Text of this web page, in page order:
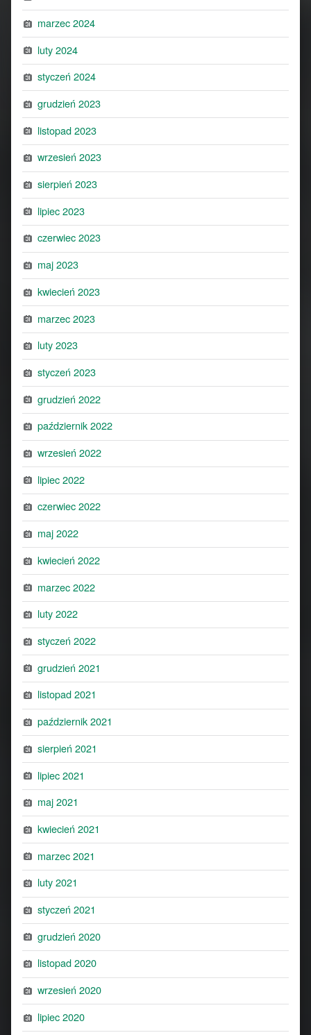
marzec 2024
luty 2024
styczeń 2024
grudzień 2023
listopad 2023
wrzesień 2023
sierpień 2023
lipiec 2023
czerwiec 2023
maj 2023
kwiecień 2023
marzec 2023
luty 2023
styczeń 2023
grudzień 2022
październik 2022
wrzesień 2022
lipiec 2022
czerwiec 2022
maj 2022
kwiecień 2022
marzec 2022
luty 2022
styczeń 2022
grudzień 2021
listopad 2021
październik 2021
sierpień 2021
lipiec 2021
maj 2021
kwiecień 2021
marzec 2021
luty 2021
styczeń 2021
grudzień 2020
listopad 2020
wrzesień 2020
lipiec 2020